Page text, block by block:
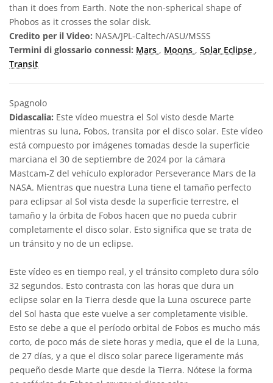
than it does from Earth. Note the non-spherical shape of
Phobos as it crosses the solar disk.
Credito per il Video: NASA/JPL-Caltech/ASU/MSSS
Termini di glossario connessi: Mars , Moons , Solar Eclipse ,
Transit
Spagnolo
Didascalia: Este vídeo muestra el Sol visto desde Marte
mientras su luna, Fobos, transita por el disco solar. Este vídeo
está compuesto por imágenes tomadas desde la superficie
marciana el 30 de septiembre de 2024 por la cámara
Mastcam-Z del vehículo explorador Perseverance Mars de la
NASA. Mientras que nuestra Luna tiene el tamaño perfecto
para eclipsar al Sol vista desde la superficie terrestre, el
tamaño y la órbita de Fobos hacen que no pueda cubrir
completamente el disco solar. Esto significa que se trata de
un tránsito y no de un eclipse.
Este vídeo es en tiempo real, y el tránsito completo dura sólo
32 segundos. Esto contrasta con las horas que dura un
eclipse solar en la Tierra desde que la Luna oscurece parte
del Sol hasta que este vuelve a ser completamente visible.
Esto se debe a que el período orbital de Fobos es mucho más
corto, de poco más de siete horas y media, que el de la Luna,
de 27 días, y a que el disco solar parece ligeramente más
pequeño desde Marte que desde la Tierra. Nótese la forma